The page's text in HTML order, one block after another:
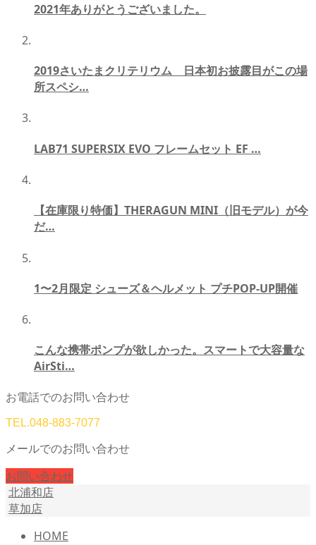
2021年ありがとうございました。
2019さいたまクリテリウム 日本初お披露目がこの場
所スペシ…
LAB71 SUPERSIX EVO フレームセット EF …
【在庫限り特価】THERAGUN MINI（旧モデル）が今
だ…
1〜2月限定 シューズ＆ヘルメット プチPOP-UP開催
こんな携帯ポンプが欲しかった。スマートで大容量な
AirSti…
お電話でのお問い合わせ
TEL.048-883-7077
メールでのお問い合わせ
お問い合わせ
北浦和店
草加店
HOME